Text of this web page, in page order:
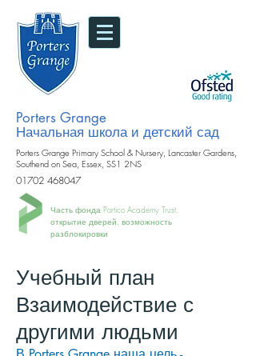
Porters Grange
Начальная школа и детский сад
Porters Grange Primary School & Nursery, Lancaster Gardens,
Southend on Sea, Essex, SS1 2NS
01702 468047
Часть фонда Portico Academy Trust.
открытие дверей, возможность
разблокировки
Учебный план
Взаимодействие с
другими людьми